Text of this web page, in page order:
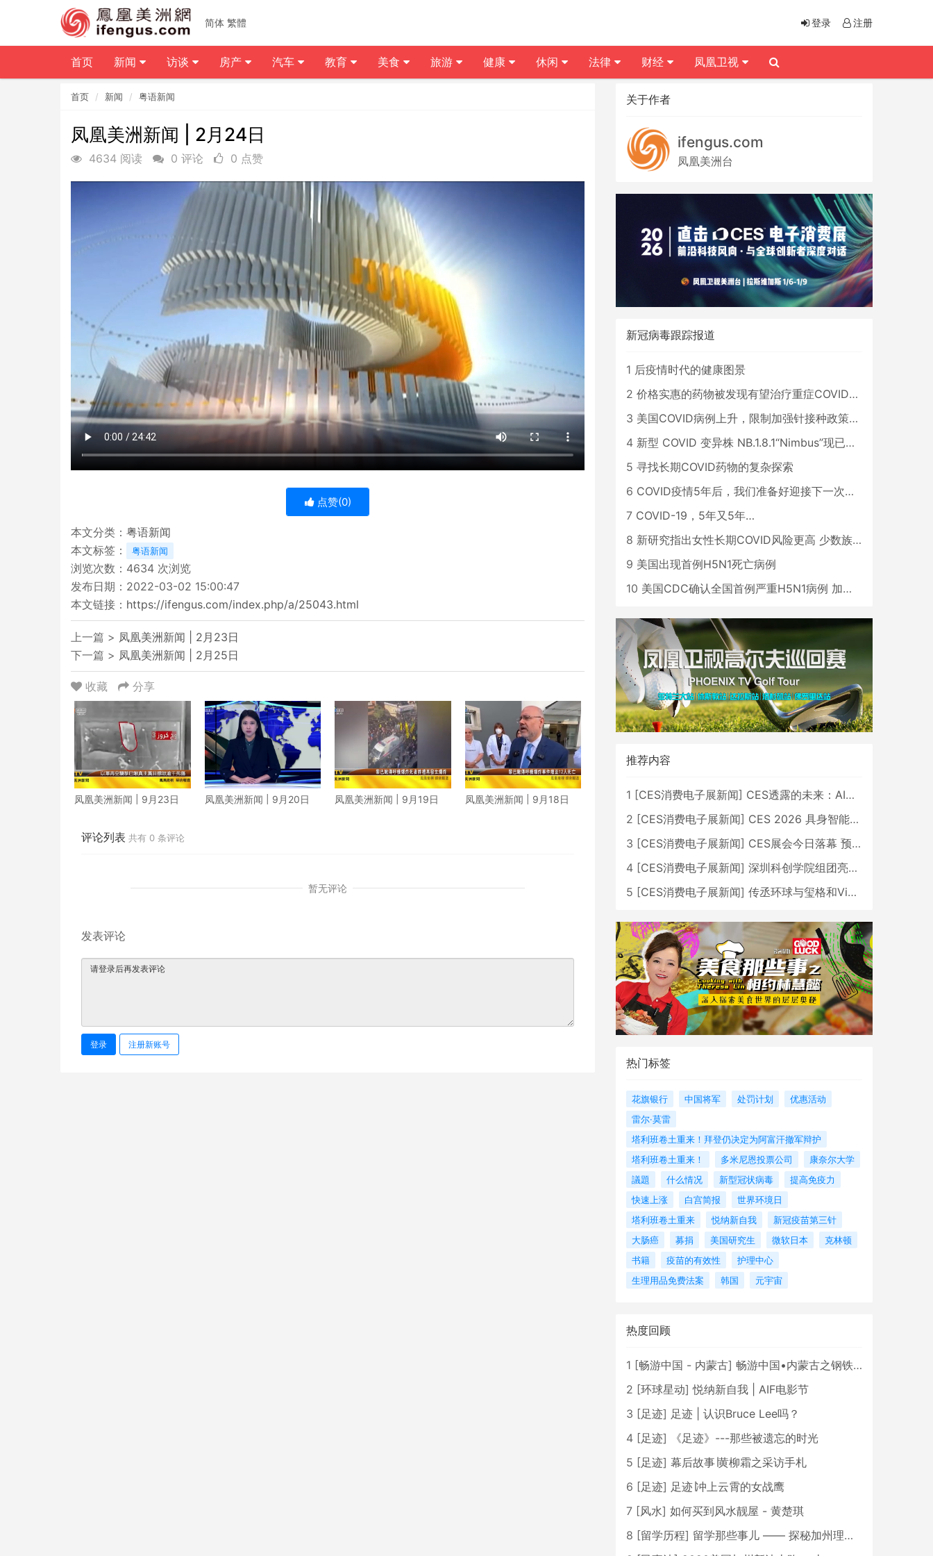
首页 新闻 粤语新闻
凤凰美洲新闻 | 2月24日
4634 阅读 0 评论 0 点赞
点赞(0)
本文分类： 粤语新闻
本文标签：
粤语新闻
浏览次数： 4634 次浏览
发布日期：2022-03-02 15:00:47
本文链接： https://ifengus.com/index.php/a/25043.html
上一篇 > 凤凰美洲新闻 | 2月23日
下一篇 > 凤凰美洲新闻 | 2月25日
收藏 分享
凤凰美洲新闻 | 9月23日 凤凰美洲新闻 | 9月20日 凤凰美洲新闻 | 9月19日 凤凰美洲新闻 | 9月18日
评论列表 共有 0 条评论
暂无评论
发表评论
登录 注册新账号
关于作者
ifengus.com
凤凰美洲台
新冠病毒跟踪报道
1 后疫情时代的健康图景
2 价格实惠的药物被发现有望治疗重症COVID患者
3 美国COVID病例上升，限制加强针接种政策即将出台
4 新型 COVID 变异株 NB.1.8.1“Nimbus”现已在美国占据主导地位
5 寻找长期COVID药物的复杂探索
6 COVID疫情5年后，我们准备好迎接下一次大流行了吗？
7 COVID-19，5年又5年…
8 新研究指出女性长期COVID风险更高 少数族裔儿童存在差异
9 美国出现首例H5N1死亡病例
10 美国CDC确认全国首例严重H5N1病例 加州进入紧急状态
推荐内容
1 [CES消费电子展新闻] CES透露的未来：AI、机器人与智能生活大爆发
2 [CES消费电子展新闻] CES 2026 具身智能与创新领域 中国公司大放异彩
3 [CES消费电子展新闻] CES展会今日落幕 预计2026行业收入将超五千亿美元
4 [CES消费电子展新闻] 深圳科创学院组团亮相CES 广受好评
5 [CES消费电子展新闻] 传丞环球与玺格和VibeLens共同推出全新耳机
热门标签
花旗银行 中国将军 处罚计划
优惠活动
雷尔·莫雷
塔利班卷土重来！拜登仍决定为阿富汗撤军辩护
塔利班卷土重来！
多米尼恩投票公司
康奈尔大学
議題
什么情况 新型冠状病毒
提高免疫力
快速上涨
白宫简报
世界环境日
塔利班卷土重来
悦纳新自我
新冠疫苗第三针
大肠癌
募捐 美国研究生 微软日本
克林顿
书籍
疫苗的有效性
护理中心
生理用品免费法案
韩国 元宇宙
热度回顾
1 [畅游中国 - 内蒙古] 畅游中国•内蒙古之钢铁骄子，魅力包头
2 [环球星动] 悦纳新自我 | AIF电影节
3 [足迹] 足迹 | 认识Bruce Lee吗？
4 [足迹]
《足迹》---那些被遗忘的时光
5 [足迹] 幕后故事∣黄柳霜之采访手札
6 [足迹] 足迹∣冲上云霄的女战鹰
7 [风水] 如何买到风水靓屋 - 黄楚琪
8 [留学历程] 留学那些事儿 —— 探秘加州理工学院Caltech博士生活 [上集]
简体 繁體 登录 注册
首页 新闻 访谈 房产 汽车 教育 美食 旅游 健康 休闲 法律 财经 凤凰卫视